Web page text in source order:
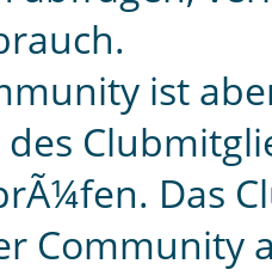
ist
des
Das
Community